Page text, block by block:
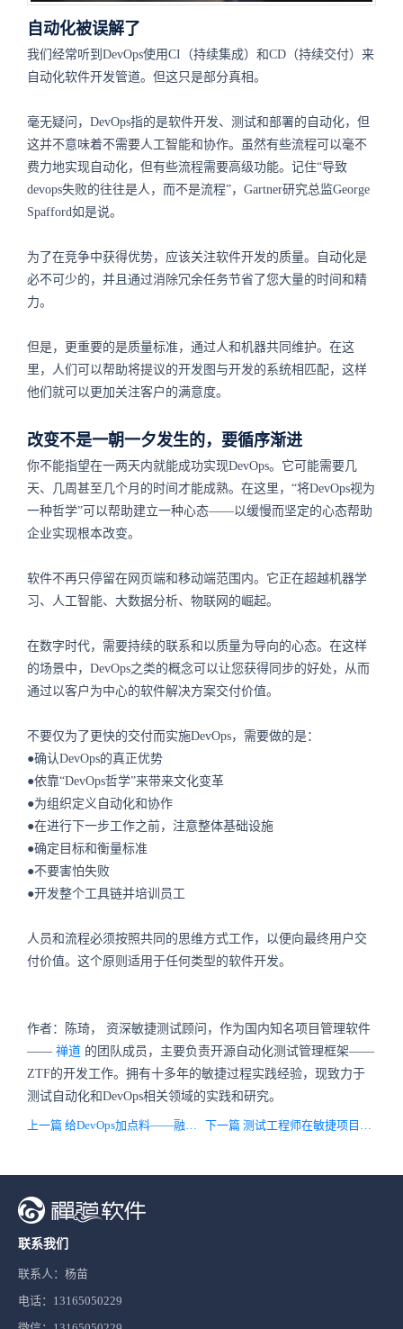
自动化被误解了
我们经常听到DevOps使用CI（持续集成）和CD（持续交付）来
自动化软件开发管道。但这只是部分真相。
毫无疑问，DevOps指的是软件开发、测试和部署的自动化，但
这并不意味着不需要人工智能和协作。虽然有些流程可以毫不
费力地实现自动化，但有些流程需要高级功能。记住“导致
devops失败的往往是人，而不是流程”，Gartner研究总监George
Spafford如是说。
为了在竞争中获得优势，应该关注软件开发的质量。自动化是
必不可少的，并且通过消除冗余任务节省了您大量的时间和精
力。
但是，更重要的是质量标准，通过人和机器共同维护。在这
里，人们可以帮助将提议的开发图与开发的系统相匹配，这样
他们就可以更加关注客户的满意度。
改变不是一朝一夕发生的，要循序渐进
你不能指望在一两天内就能成功实现DevOps。它可能需要几
天、几周甚至几个月的时间才能成熟。在这里，“将DevOps视为
一种哲学”可以帮助建立一种心态——以缓慢而坚定的心态帮助
企业实现根本改变。
软件不再只停留在网页端和移动端范围内。它正在超越机器学
习、人工智能、大数据分析、物联网的崛起。
在数字时代，需要持续的联系和以质量为导向的心态。在这样
的场景中，DevOps之类的概念可以让您获得同步的好处，从而
通过以客户为中心的软件解决方案交付价值。
不要仅为了更快的交付而实施DevOps，需要做的是：
●确认DevOps的真正优势
●依靠“DevOps哲学”来带来文化变革
●为组织定义自动化和协作
●在进行下一步工作之前，注意整体基础设施
●确定目标和衡量标准
●不要害怕失败
●开发整个工具链并培训员工
人员和流程必须按照共同的思维方式工作，以便向最终用户交
付价值。这个原则适用于任何类型的软件开发。
作者：陈琦， 资深敏捷测试顾问，作为国内知名项目管理软件
—— 禅道 的团队成员，主要负责开源自动化测试管理框架——
ZTF的开发工作。拥有十多年的敏捷过程实践经验，现致力于
测试自动化和DevOps相关领域的实践和研究。
联系我们
联系人：杨苗
电话：13165050229